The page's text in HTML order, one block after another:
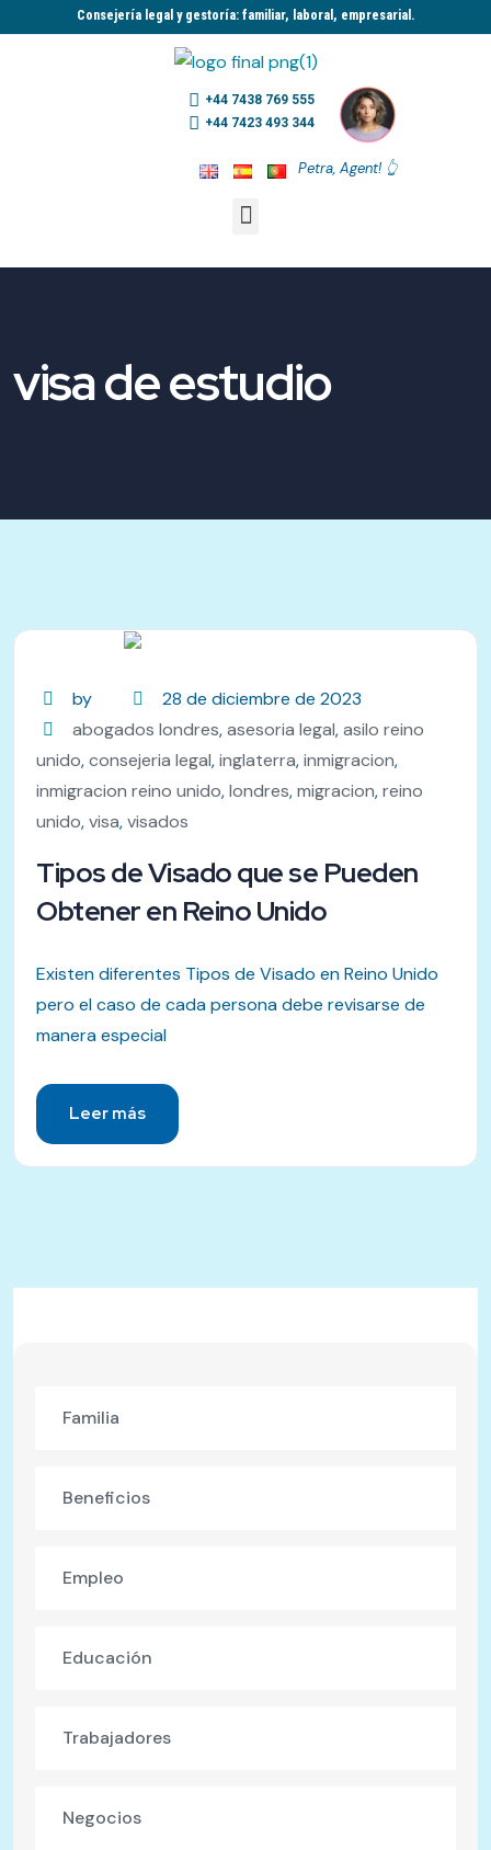
Consejería legal y gestoría: familiar, laboral, empresarial.​
+44 7438 769 555
+44 7423 493 344
Petra, Agent! 👆
visa de estudio
by
28 de diciembre de 2023
abogados londres,asesoria legal,asilo reino
unido,consejeria legal,inglaterra,inmigracion,
inmigracion reino unido,londres,migracion,reino
unido,visa,visados
Tipos de Visado que se Pueden
Obtener en Reino Unido
Existen diferentes Tipos de Visado en Reino Unido
pero el caso de cada persona debe revisarse de
manera especial
Leer más
Familia
Beneficios
Empleo
Educación
Trabajadores
Negocios